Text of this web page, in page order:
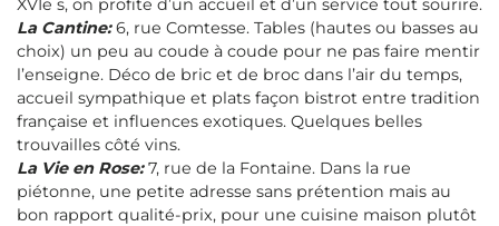
XVIe s, on profite d’un accueil et d’un service tout sourire.
La Cantine: 6, rue Comtesse. Tables (hautes ou basses au
choix) un peu au coude à coude pour ne pas faire mentir
l’enseigne. Déco de bric et de broc dans l’air du temps,
accueil sympathique et plats façon bistrot entre tradition
française et influences exotiques. Quelques belles
trouvailles côté vins.
La Vie en Rose:7, rue de la Fontaine. Dans la rue
piétonne, une petite adresse sans prétention mais au
bon rapport qualité-prix, pour une cuisine maison plutôt